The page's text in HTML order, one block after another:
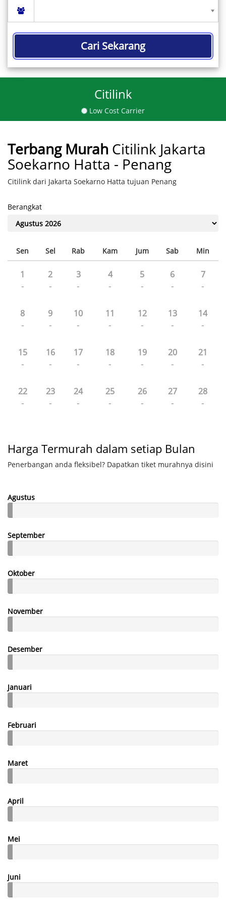
Cari Sekarang
Citilink
Low Cost Carrier
Terbang Murah Citilink Jakarta
Soekarno Hatta - Penang
Citilink dari Jakarta Soekarno Hatta tujuan Penang
Berangkat
Sen Sel Rab Kam Jum Sab Min
1
-
2
-
3
-
4
-
5
-
6
-
7
-
8
-
9
-
10
-
11
-
12
-
13
-
14
-
15
-
16
-
17
-
18
-
19
-
20
-
21
-
22
-
23
-
24
-
25
-
26
-
27
-
28
-
Harga Termurah dalam setiap Bulan
Penerbangan anda fleksibel? Dapatkan tiket murahnya disini
Agustus
September
Oktober
November
Desember
Januari
Februari
Maret
April
Mei
Juni